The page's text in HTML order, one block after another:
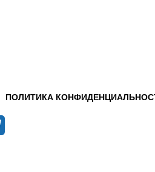
ПОЛИТИКА